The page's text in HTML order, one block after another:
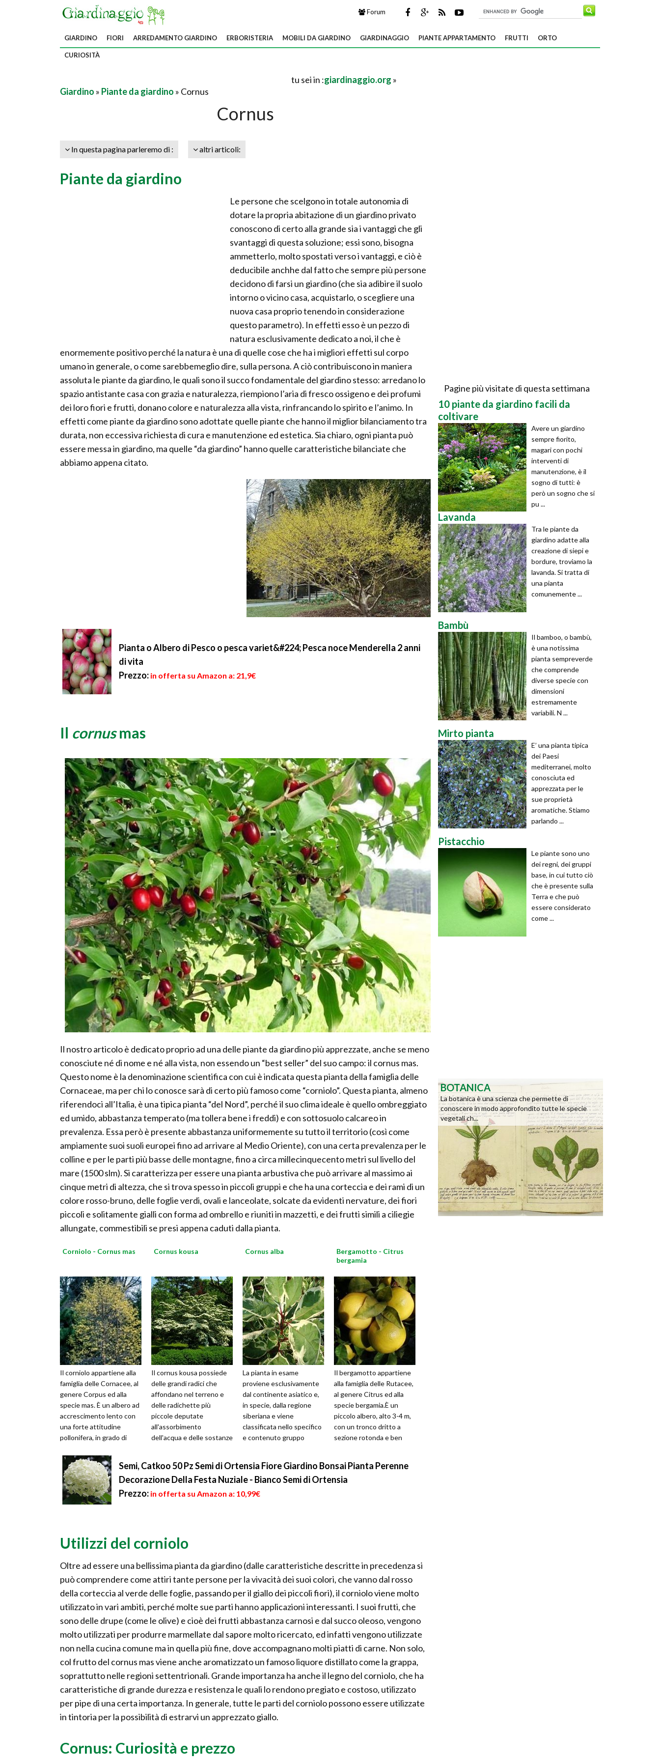
Forum
GIARDINO FIORI ARREDAMENTO GIARDINO ERBORISTERIA MOBILI DA GIARDINO GIARDINAGGIO PIANTE APPARTAMENTO FRUTTI ORTO
CURIOSITÀ
tu sei in :giardinaggio.org »
Giardino » Piante da giardino » Cornus
Cornus
In questa pagina parleremo di : altri articoli:
Piante da giardino
Le persone che scelgono in totale autonomia di
dotare la propria abitazione di un giardino privato
conoscono di certo alla grande sia i vantaggi che gli
svantaggi di questa soluzione; essi sono, bisogna
ammetterlo, molto spostati verso i vantaggi, e ciò è
deducibile anchhe dal fatto che sempre più persone
decidono di farsi un giardino (che sia adibire il suolo
intorno o vicino casa, acquistarlo, o scegliere una
nuova casa proprio tenendo in considerazione
questo parametro). In effetti esso è un pezzo di
natura esclusivamente dedicato a noi, il che è
enormemente positivo perché la natura è una di quelle cose che ha i migliori effetti sul corpo
umano in generale, o come sarebbemeglio dire, sulla persona. A ciò contribuiscono in maniera
assoluta le piante da giardino, le quali sono il succo fondamentale del giardino stesso: arredano lo
spazio antistante casa con grazia e naturalezza, riempiono l’aria di fresco ossigeno e dei profumi
dei loro fiori e frutti, donano colore e naturalezza alla vista, rinfrancando lo spirito e l’animo. In
effetti come piante da giardino sono adottate quelle piante che hanno il miglior bilanciamento tra
durata, non eccessiva richiesta di cura e manutenzione ed estetica. Sia chiaro, ogni pianta può
essere messa in giardino, ma quelle “da giardino” hanno quelle caratteristiche bilanciate che
abbiamo appena citato.
Pianta o Albero di Pesco o pesca variet&#224; Pesca noce Menderella 2 anni
di vita
Prezzo: in offerta su Amazon a: 21,9€
Il cornusmas
Il nostro articolo è dedicato proprio ad una delle piante da giardino più apprezzate, anche se meno
conosciute né di nome e né alla vista, non essendo un “best seller” del suo campo: il cornus mas.
Questo nome è la denominazione scientifica con cui è indicata questa pianta della famiglia delle
Cornaceae, ma per chi lo conosce sarà di certo più famoso come “corniolo”. Questa pianta, almeno
riferendoci all’Italia, è una tipica pianta “del Nord”, perché il suo clima ideale è quello ombreggiato
ed umido, abbastanza temperato (ma tollera bene i freddi) e con sottosuolo calcareo in
prevalenza. Essa però è presente abbastanza uniformemente su tutto il territorio (così come
ampiamente suoi suoli europei fino ad arrivare al Medio Oriente), con una certa prevalenza per le
colline e per le parti più basse delle montagne, fino a circa millecinquecento metri sul livello del
mare (1500 slm). Si caratterizza per essere una pianta arbustiva che può arrivare al massimo ai
cinque metri di altezza, che si trova spesso in piccoli gruppi e che ha una corteccia e dei rami di un
colore rosso-bruno, delle foglie verdi, ovali e lanceolate, solcate da evidenti nervature, dei fiori
piccoli e solitamente gialli con forma ad ombrello e riuniti in mazzetti, e dei frutti simili a ciliegie
allungate, commestibili se presi appena caduti dalla pianta.
Corniolo - Cornus mas
Il corniolo appartiene alla
famiglia delle Cornacee, al
genere Corpus ed alla
specie mas. È un albero ad
accrescimento lento con
una forte attitudine
pollonifera, in grado di
Cornus kousa
Il cornus kousa possiede
delle grandi radici che
affondano nel terreno e
delle radichette più
piccole deputate
all'assorbimento
dell'acqua e delle sostanze
Cornus alba
La pianta in esame
proviene esclusivamente
dal continente asiatico e,
in specie, dalla regione
siberiana e viene
classificata nello specifico
e contenuto gruppo
Bergamotto - Citrus
bergamia
Il bergamotto appartiene
alla famiglia delle Rutacee,
al genere Citrus ed alla
specie bergamia.È un
piccolo albero, alto 3-4 m,
con un tronco dritto a
sezione rotonda e ben
Semi, Catkoo 50 Pz Semi di Ortensia Fiore Giardino Bonsai Pianta Perenne
Decorazione Della Festa Nuziale - Bianco Semi di Ortensia
Prezzo: in offerta su Amazon a: 10,99€
Utilizzi del corniolo
Oltre ad essere una bellissima pianta da giardino (dalle caratteristiche descritte in precedenza si
può comprendere come attiri tante persone per la vivacità dei suoi colori, che vanno dal rosso
della corteccia al verde delle foglie, passando per il giallo dei piccoli fiori), il corniolo viene molto
utilizzato in vari ambiti, perché molte sue parti hanno applicazioni interessanti. I suoi frutti, che
sono delle drupe (come le olive) e cioè dei frutti abbastanza carnosi e dal succo oleoso, vengono
molto utilizzati per produrre marmellate dal sapore molto ricercato, ed infatti vengono utilizzate
non nella cucina comune ma in quella più fine, dove accompagnano molti piatti di carne. Non solo,
col frutto del cornus mas viene anche aromatizzato un famoso liquore distillato come la grappa,
soprattutto nelle regioni settentrionali. Grande importanza ha anche il legno del corniolo, che ha
caratteristiche di grande durezza e resistenza le quali lo rendono pregiato e costoso, utilizzato
per pipe di una certa importanza. In generale, tutte le parti del corniolo possono essere utilizzate
in tintoria per la possibilità di estrarvi un apprezzato giallo.
Cornus: Curiosità e prezzo
Pagine più visitate di questa settimana
10 piante da giardino facili da
coltivare
Avere un giardino
sempre fiorito,
magari con pochi
interventi di
manutenzione, è il
sogno di tutti: è
però un sogno che si
pu ...
Lavanda
Tra le piante da
giardino adatte alla
creazione di siepi e
bordure, troviamo la
lavanda. Si tratta di
una pianta
comunemente ...
Bambù
Il bamboo, o bambù,
è una notissima
pianta sempreverde
che comprende
diverse specie con
dimensioni
estremamente
variabili. N ...
Mirto pianta
E’ una pianta tipica
dei Paesi
mediterranei, molto
conosciuta ed
apprezzata per le
sue proprietà
aromatiche. Stiamo
parlando ...
Pistacchio
Le piante sono uno
dei regni, dei gruppi
base, in cui tutto ciò
che è presente sulla
Terra e che può
essere considerato
come ...
BOTANICA
La botanica è una scienza che permette di
conoscere in modo approfondito tutte le specie
vegetali ch...